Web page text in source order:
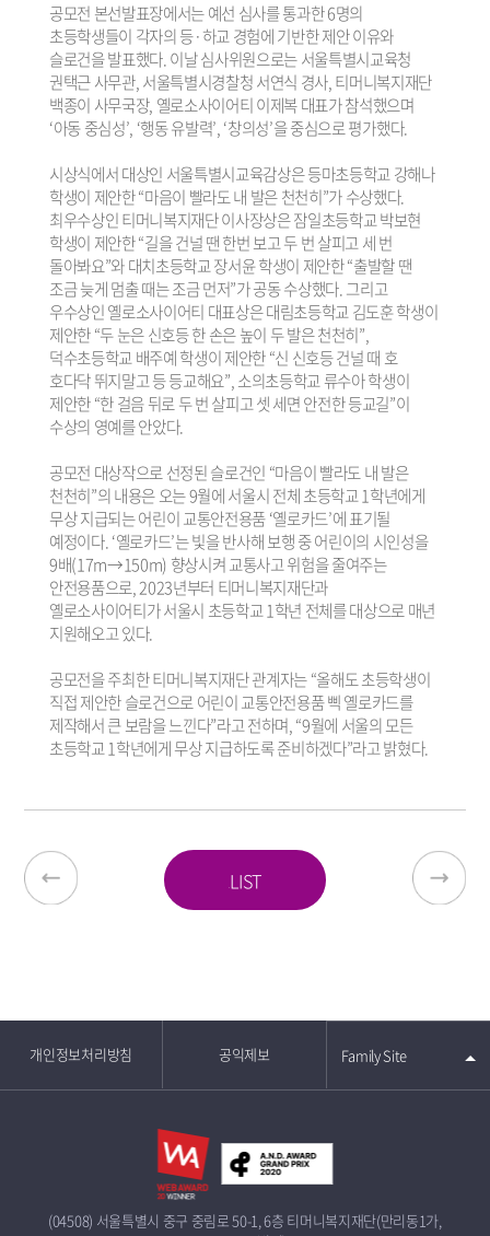
공모전 본선발표장에서는 예선 심사를 통과한 6명의
초등학생들이 각자의 등·하교 경험에 기반한 제안 이유와
슬로건을 발표했다. 이날 심사위원으로는 서울특별시교육청
권택근 사무관, 서울특별시경찰청 서연식 경사, 티머니복지재단
백종이 사무국장, 옐로소사이어티 이제복 대표가 참석했으며
‘아동 중심성’, ‘행동 유발력’, ‘창의성’을 중심으로 평가했다.
시상식에서 대상인 서울특별시교육감상은 등마초등학교 강해나
학생이 제안한 “마음이 빨라도 내 발은 천천히”가 수상했다.
최우수상인 티머니복지재단 이사장상은 잠일초등학교 박보현
학생이 제안한 “길을 건널 땐 한번 보고 두 번 살피고 세 번
돌아봐요”와 대치초등학교 장서윤 학생이 제안한 “출발할 땐
조금 늦게 멈출 때는 조금 먼저”가 공동 수상했다. 그리고
우수상인 옐로소사이어티 대표상은 대림초등학교 김도훈 학생이
제안한 “두 눈은 신호등 한 손은 높이 두 발은 천천히”,
덕수초등학교 배주예 학생이 제안한 “신 신호등 건널 때 호
호다닥 뛰지말고 등 등교해요”, 소의초등학교 류수아 학생이
제안한 “한 걸음 뒤로 두 번 살피고 셋 세면 안전한 등교길”이
수상의 영예를 안았다.
공모전 대상작으로 선정된 슬로건인 “마음이 빨라도 내 발은
천천히”의 내용은 오는 9월에 서울시 전체 초등학교 1학년에게
무상 지급되는 어린이 교통안전용품 ‘옐로카드’에 표기될
예정이다. ‘옐로카드’는 빛을 반사해 보행 중 어린이의 시인성을
9배(17m→150m) 향상시켜 교통사고 위험을 줄여주는
안전용품으로, 2023년부터 티머니복지재단과
옐로소사이어티가 서울시 초등학교 1학년 전체를 대상으로 매년
지원해오고 있다.
공모전을 주최한 티머니복지재단 관계자는 “올해도 초등학생이
직접 제안한 슬로건으로 어린이 교통안전용품 삑 옐로카드를
제작해서 큰 보람을 느낀다”라고 전하며, “9월에 서울의 모든
초등학교 1학년에게 무상 지급하도록 준비하겠다”라고 밝혔다.
LIST
개인정보처리방침 공익제보 Family Site
(04508) 서울특별시 중구 중림로 50-1, 6층 티머니복지재단(만리동1가,